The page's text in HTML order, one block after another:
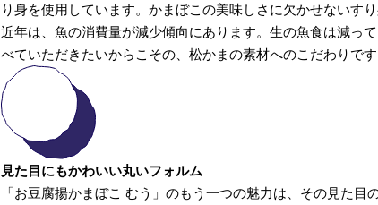
り身を使用しています。かまぼこの美味しさに欠かせないす
近年は、魚の消費量が減少傾向にあります。生の魚食は減っ
べていただきたいからこその、松かまの素材へのこだわりです
見た目にもかわいい丸いフォルム
「お豆腐揚かまぼこ むう」のもう一つの魅力は、その見た